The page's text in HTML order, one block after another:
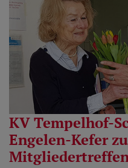
KV Tempelhof-
Engelen-Kefer